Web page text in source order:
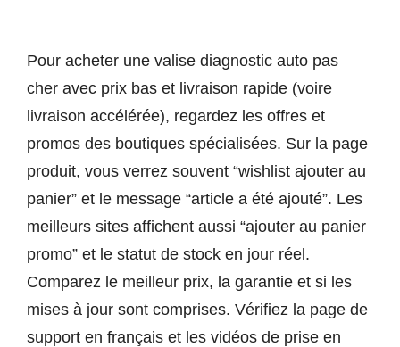
Pour acheter une valise diagnostic auto pas
cher avec prix bas et livraison rapide (voire
livraison accélérée), regardez les offres et
promos des boutiques spécialisées. Sur la page
produit, vous verrez souvent “wishlist ajouter au
panier” et le message “article a été ajouté”. Les
meilleurs sites affichent aussi “ajouter au panier
promo” et le statut de stock en jour réel.
Comparez le meilleur prix, la garantie et si les
mises à jour sont comprises. Vérifiez la page de
support en français et les vidéos de prise en